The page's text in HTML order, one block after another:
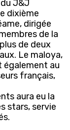
J&J
dixième
dirigée
de la
de deux
Le maloya,
également au
français,
aura eu la
stars, servie